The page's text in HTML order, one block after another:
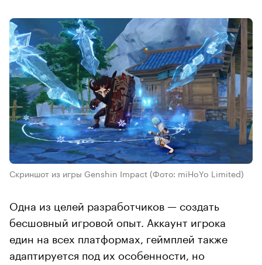
Скриншот из игры Genshin Impact (Фото: miHoYo Limited)
Одна из целей разработчиков — создать
бесшовный игровой опыт. Аккаунт игрока
един на всех платформах, геймплей также
адаптируется под их особенности, но